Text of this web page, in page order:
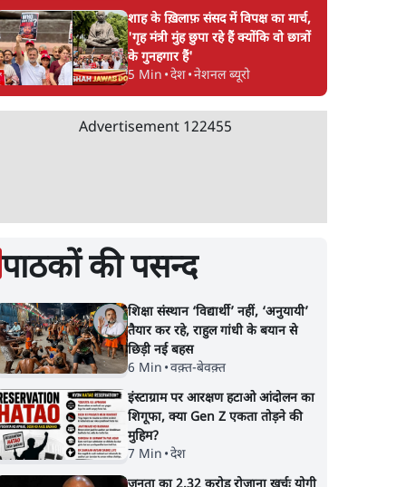
शाह के ख़िलाफ़ संसद में विपक्ष का मार्च,
'गृह मंत्री मुंह छुपा रहे हैं क्योंकि वो छात्रों
के गुनहगार हैं'
5 Min •देश•नेशनल ब्यूरो
Advertisement 122455
पाठकों की पसन्द
शिक्षा संस्थान ‘विद्यार्थी’ नहीं, ‘अनुयायी’
तैयार कर रहे, राहुल गांधी के बयान से
छिड़ी नई बहस
6 Min •वक़्त-बेवक़्त
इंस्टाग्राम पर आरक्षण हटाओ आंदोलन का
शिगूफा, क्या Gen Z एकता तोड़ने की
मुहिम?
7 Min •देश